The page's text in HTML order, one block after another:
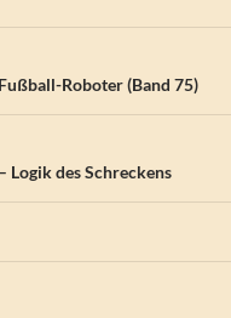
Roboter (Band 75)
Logik des Schreckens